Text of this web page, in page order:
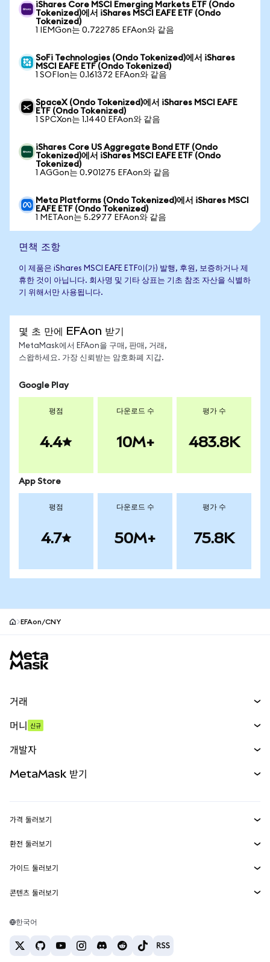
iShares Core MSCI Emerging Markets ETF (Ondo
Tokenized)에서 iShares MSCI EAFE ETF (Ondo
Tokenized)
1 IEMGon는 0.722785 EFAon와 같음
SoFi Technologies (Ondo Tokenized)에서 iShares
MSCI EAFE ETF (Ondo Tokenized)
1 SOFIon는 0.161372 EFAon와 같음
SpaceX (Ondo Tokenized)에서 iShares MSCI EAFE
ETF (Ondo Tokenized)
1 SPCXon는 1.1440 EFAon와 같음
iShares Core US Aggregate Bond ETF (Ondo
Tokenized)에서 iShares MSCI EAFE ETF (Ondo
Tokenized)
1 AGGon는 0.901275 EFAon와 같음
Meta Platforms (Ondo Tokenized)에서 iShares MSCI
EAFE ETF (Ondo Tokenized)
1 METAon는 5.2977 EFAon와 같음
면책 조항
이 제품은 iShares MSCI EAFE ETF이(가) 발행, 후원, 보증하거나 제
휴한 것이 아닙니다. 회사명 및 기타 상표는 기초 참조 자산을 식별하
기 위해서만 사용됩니다.
몇 초 만에 EFAon 받기
MetaMask에서 EFAon을 구매, 판매, 거래,
스왑하세요. 가장 신뢰받는 암호화폐 지갑.
Google Play
평점
4.4
다운로드 수
10M+
평가 수
483.8K
App Store
평점
4.7
다운로드 수
50M+
평가 수
75.8K
EFAon/CNY
거래
무기한 선물
실물자산
머니 신규
개발자
MetaMask Connect
Snaps
웹3 서비스
MetaMask 받기
보안
고객 지원
채용
가격 둘러보기
이더리움 가격
솔라나 가격
테더 가격
환전 둘러보기
ETH를 USD로 환전
USDT를 INR로 환전
BTC를 INR로 환전
ETH를 USDT로 환전
가이드 둘러보기
ETH 매수
USDT 매수
콘텐츠 둘러보기
솔라나 지갑
한국어